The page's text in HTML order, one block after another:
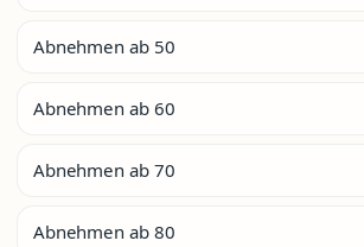
Abnehmen ab 50
Abnehmen ab 60
Abnehmen ab 70
Abnehmen ab 80